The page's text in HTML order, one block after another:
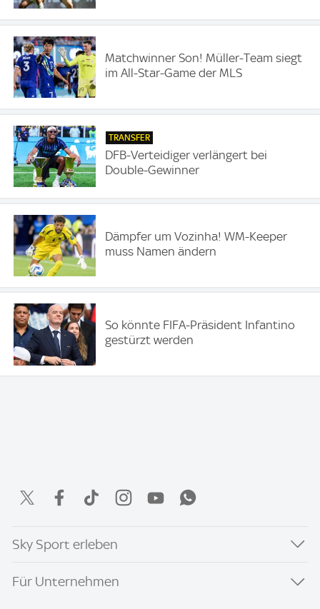
Matchwinner Son! Müller-Team siegt
im All-Star-Game der MLS
TRANSFER
DFB-Verteidiger verlängert bei
Double-Gewinner
Dämpfer um Vozinha! WM-Keeper
muss Namen ändern
So könnte FIFA-Präsident Infantino
gestürzt werden
Sky Sport erleben
Für Unternehmen